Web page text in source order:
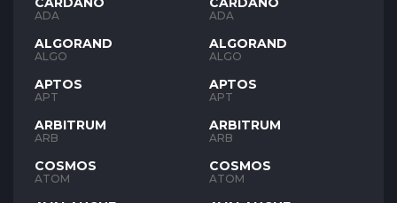
ADA
ALGORAND
ALGO
APTOS
APT
ARBITRUM
ARB
COSMOS
ATOM
ADA
ALGORAND
ALGO
APTOS
APT
ARBITRUM
ARB
COSMOS
ATOM